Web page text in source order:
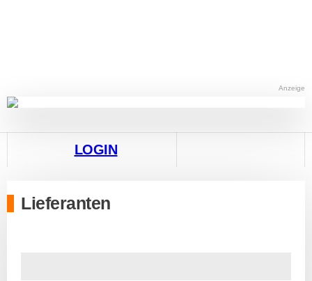
Anzeige
LOGIN
Lieferanten